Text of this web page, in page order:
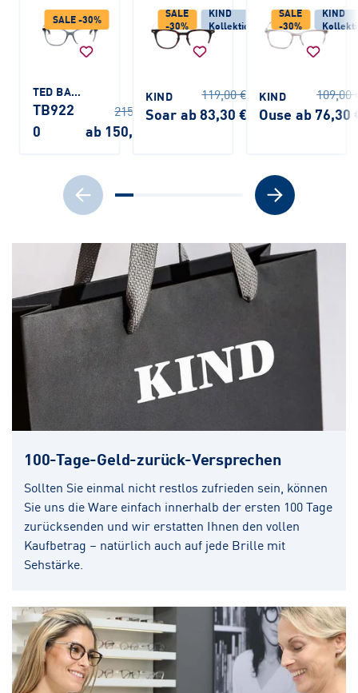
SALE -30%
TED BAKER
TB922
0
215,00 €
ab 150,50 €
SALE
-30%
KIND
Kollektion
KIND
Soar
119,00 €
ab 83,30 €
SALE
-30%
KIND
KIND
Ouse
109,00
ab 76,30
100-Tage-Geld-zurück-Versprechen
Sollten Sie einmal nicht restlos zufrieden sein, können
Sie uns die Ware einfach innerhalb der ersten 100 Tage
zurücksenden und wir erstatten Ihnen den vollen
Kaufbetrag – natürlich auch auf jede Brille mit
Sehstärke.